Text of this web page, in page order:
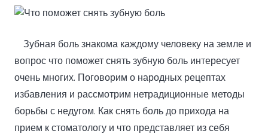
Зубная боль знакома каждому человеку на земле и
вопрос что поможет снять зубную боль интересует
очень многих. Поговорим о народных рецептах
избавления и рассмотрим нетрадиционные методы
борьбы с недугом. Как снять боль до прихода на
прием к стоматологу и что представляет из себя